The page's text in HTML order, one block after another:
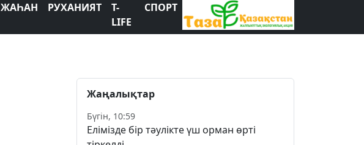
ЖАҺАН РУХАНИЯТ
T-
LIFE
СПОРТ
Жаңалықтар
Бүгін, 10:59
Елімізде бір тәулікте үш орман өрті